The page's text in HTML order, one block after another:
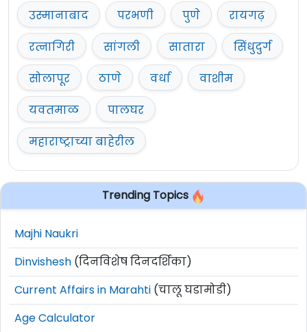
उस्मानाबाद
परभणी पुणे
रायगढ़
रत्नागिरी
सांगली सातारा
सिंधुदुर्ग
सोलापूर
ठाणे वर्धा
वाशीम
यवतमाळ
पालघर
महाराष्ट्राच्या बाहेरील
Trending Topics
Majhi Naukri
Dinvishesh (दिनविशेष दिनदर्शिका)
Current Affairs in Marahti (चालू घडामोडी)
Age Calculator